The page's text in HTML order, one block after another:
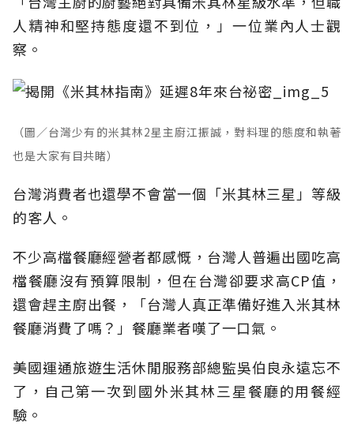
人精神和堅持態度還不到位，」一位業內人士觀
察。
（圖／台灣少有的米其林2星主廚江振誠，對料理的態度和執著
也是大家有目共睹）
台灣消費者也還學不會當一個「米其林三星」等級
的客人。
不少高檔餐廳經營者都感慨，台灣人普遍出國吃高
檔餐廳沒有預算限制，但在台灣卻要求高CP值，
還會趕主廚出餐，「台灣人真正準備好進入米其林
餐廳消費了嗎？」餐廳業者嘆了一口氣。
美國運通旅遊生活休閒服務部總監吳伯良永遠忘不
了，自己第一次到國外米其林三星餐廳的用餐經
驗。